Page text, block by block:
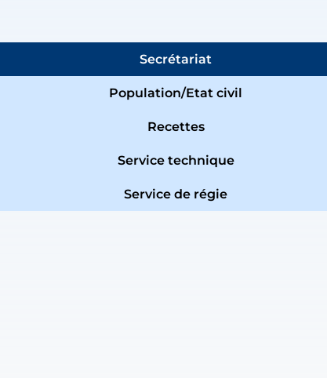
Secrétariat
Population/Etat civil
Recettes
Service technique
Service de régie